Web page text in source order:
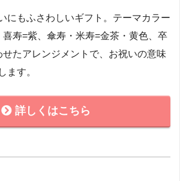
にもふさわしいギフト。テーマカラー
喜寿=紫、傘寿・米寿=金茶・黄色、卒
たアレンジメントで、お祝いの意味
ます。
詳しくはこちら